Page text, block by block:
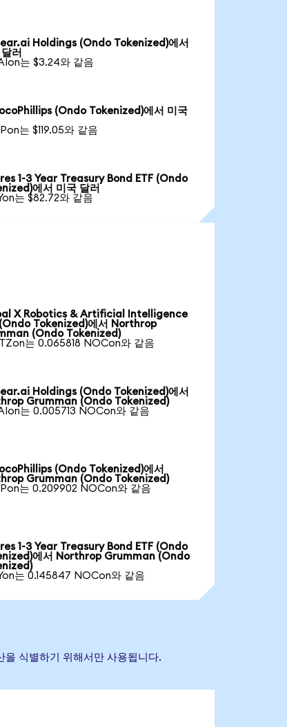
Holdings (Ondo Tokenized)에서
러
는 $3.24와 같음
(Ondo Tokenized)에서 미국
는 $119.05와 같음
1-3 Year Treasury Bond ETF (Ondo
에서 미국 달러
는 $82.72와 같음
X Robotics & Artificial Intelligence
Tokenized)에서 Northrop
(Ondo Tokenized)
는 0.065818 NOCon와 같음
Holdings (Ondo Tokenized)에서
Grumman (Ondo Tokenized)
는 0.005713 NOCon와 같음
(Ondo Tokenized)에서
Grumman (Ondo Tokenized)
는 0.209902 NOCon와 같음
1-3 Year Treasury Bond ETF (Ondo
에서 Northrop Grumman (Ondo
는 0.145847 NOCon와 같음
식별하기 위해서만 사용됩니다.